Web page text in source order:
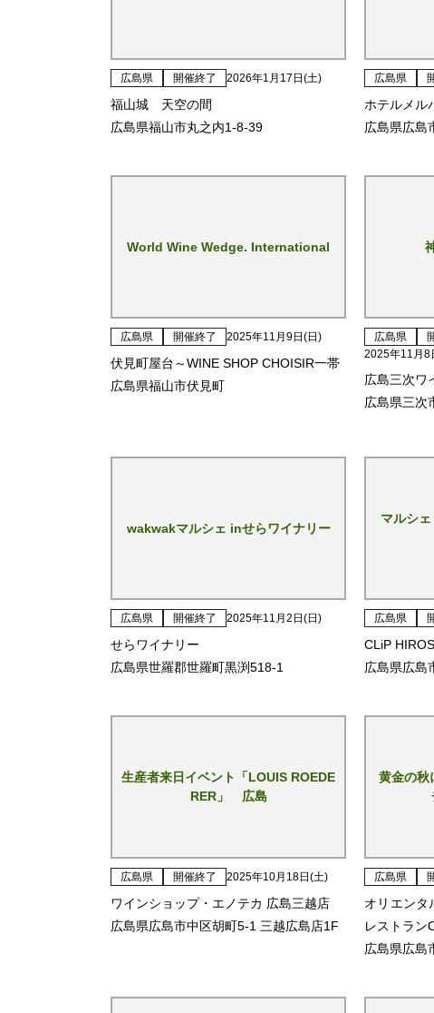
広島県 開催終了 2026年1月17日(土)
福山城 天空の間
広島県福山市丸之内1-8-39
広島県
ホテルメル
広島県広島
World Wine Wedge. International
広島県 開催終了 2025年11月9日(日)
伏見町屋台～WINE SHOP CHOISIR一帯
広島県福山市伏見町
広島県
2025年11月8
広島三次
広島県三次
wakwakマルシェ inせらワイナリー
広島県 開催終了 2025年11月2日(日)
せらワイナリー
広島県世羅郡世羅町黒渕518-1
マルシ
広島県
CLiP
広島県広島
生産者来日イベント「LOUIS ROEDE
RER」 広島
広島県 開催終了 2025年10月18日(土)
ワインショップ・エノテカ 広島三越店
広島県広島市中区胡町5-1 三越広島店1F
黄金の秋
広島県
オリエン
レストラン
広島県広島